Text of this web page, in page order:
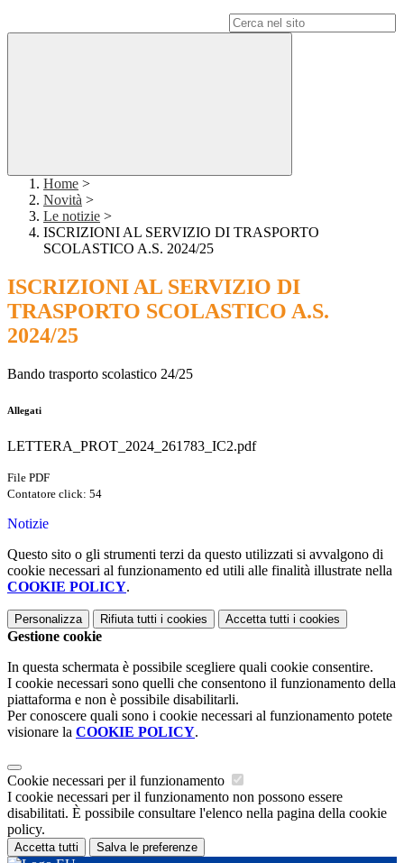
Home >
Novità >
Le notizie >
ISCRIZIONI AL SERVIZIO DI TRASPORTO
SCOLASTICO A.S. 2024/25
ISCRIZIONI AL SERVIZIO DI
TRASPORTO SCOLASTICO A.S.
2024/25
Bando trasporto scolastico 24/25
Allegati
LETTERA_PROT_2024_261783_IC2.pdf
File PDF
Contatore click: 54
Notizie
Questo sito o gli strumenti terzi da questo utilizzati si avvalgono di
cookie necessari al funzionamento ed utili alle finalità illustrate nella
COOKIE POLICY.
Personalizza Rifiuta tutti i cookies Accetta tutti i cookies
Gestione cookie
In questa schermata è possibile scegliere quali cookie consentire.
I cookie necessari sono quelli che consentono il funzionamento della
piattaforma e non è possibile disabilitarli.
Per conoscere quali sono i cookie necessari al funzionamento potete
visionare la COOKIE POLICY.
Cookie necessari per il funzionamento
I cookie necessari per il funzionamento non possono essere
disabilitati. È possibile consultare l'elenco nella pagina della cookie
policy.
Accetta tutti Salva le preferenze